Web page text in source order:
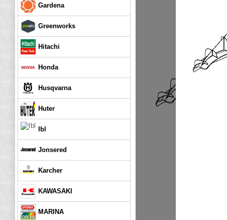
Gardena
Greenworks
Hitachi
Honda
Husqvarna
Huter
Ibl
Jonsered
Karcher
KAWASAKI
MARINA